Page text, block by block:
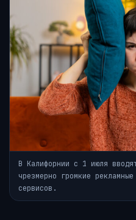
В Калифорнии с 1 июля
чрезмерно громкие
сервисов.